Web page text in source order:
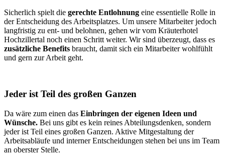
Sicherlich spielt die gerechte Entlohnung eine essentielle Rolle in
der Entscheidung des Arbeitsplatzes. Um unsere Mitarbeiter jedoch
langfristig zu ent- und belohnen, gehen wir vom Kräuterhotel
Hochzillertal noch einen Schritt weiter. Wir sind überzeugt, dass es
zusätzliche Benefits braucht, damit sich ein Mitarbeiter wohlfühlt
und gern zur Arbeit geht.
Jeder ist Teil des großen Ganzen
Da wäre zum einen das Einbringen der eigenen Ideen und
Wünsche. Bei uns gibt es kein reines Abteilungsdenken, sondern
jeder ist Teil eines großen Ganzen. Aktive Mitgestaltung der
Arbeitsabläufe und interner Entscheidungen stehen bei uns im Team
an oberster Stelle.